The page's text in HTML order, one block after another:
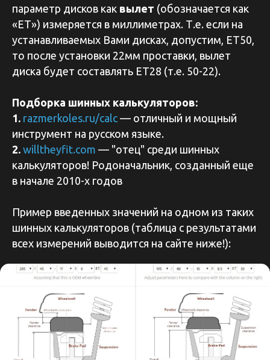
параметр дисков как вылет (обозначается как
«ЕТ») измеряется в миллиметрах. Т.е. если на
устанавливаемых Вами дисках, допустим, ЕТ50,
то после установки 22мм проставки, вылет
диска будет составлять ЕТ28 (т.е. 50-22).
Подборка шинных калькуляторов:
1. razmerkoles.ru/calc — отличный и мощный
инструмент на русском языке.
2. willtheyfit.com — "отец" среди шинных
калькуляторов! Родоначальник, созданный еще
в начале 2010-х годов
Пример введенных значений на одном из таких
шинных калькуляторов (таблица с результатами
всех измерений выводится на сайте ниже!):